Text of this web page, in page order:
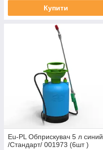
Купити
Eu-PL Обприскувач 5 л синий
/Стандарт/ 001973 (6шт )